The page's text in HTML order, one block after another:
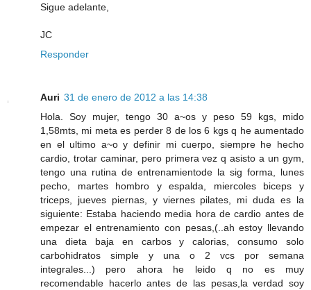
Sigue adelante,
JC
Responder
Auri 31 de enero de 2012 a las 14:38
Hola. Soy mujer, tengo 30 a~os y peso 59 kgs, mido
1,58mts, mi meta es perder 8 de los 6 kgs q he aumentado
en el ultimo a~o y definir mi cuerpo, siempre he hecho
cardio, trotar caminar, pero primera vez q asisto a un gym,
tengo una rutina de entrenamientode la sig forma, lunes
pecho, martes hombro y espalda, miercoles biceps y
triceps, jueves piernas, y viernes pilates, mi duda es la
siguiente: Estaba haciendo media hora de cardio antes de
empezar el entrenamiento con pesas,(..ah estoy llevando
una dieta baja en carbos y calorias, consumo solo
carbohidratos simple y una o 2 vcs por semana
integrales...) pero ahora he leido q no es muy
recomendable hacerlo antes de las pesas,la verdad soy